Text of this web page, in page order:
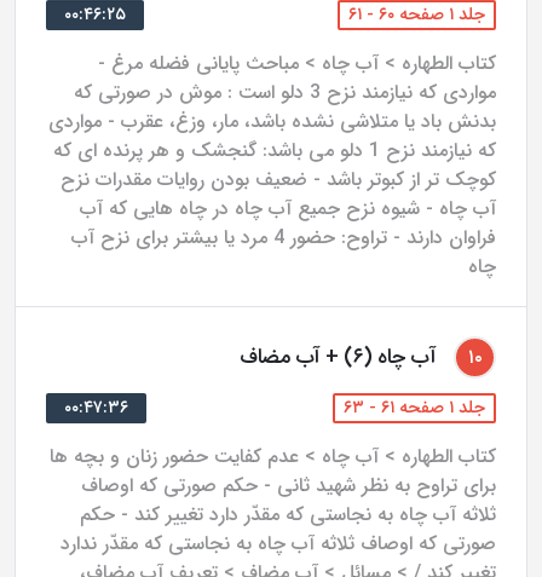
جلد ۱ صفحه ۶۰ - ۶۱ ۰۰:۴۶:۲۵
کتاب الطهاره > آب چاه > مباحث پایانی فضله مرغ -
مواردی که نیازمند نزح 3 دلو است : موش در صورتی که
بدنش باد یا متلاشی نشده باشد، مار، وزغ، عقرب - مواردی
که نیازمند نزح 1 دلو می باشد: گنجشک و هر پرنده ای که
کوچک تر از کبوتر باشد - ضعیف بودن روایات مقدرات نزح
آب چاه - شیوه نزح جمیع آب چاه در چاه هایی که آب
فراوان دارند - تراوح: حضور 4 مرد یا بیشتر برای نزح آب
چاه
۱۰ آب چاه (۶) + آب مضاف
جلد ۱ صفحه ۶۱ - ۶۳ ۰۰:۴۷:۳۶
کتاب الطهاره > آب چاه > عدم کفایت حضور زنان و بچه ها
برای تراوح به نظر شهید ثانی - حکم صورتی که اوصاف
ثلاثه آب چاه به نجاستی که مقدّر دارد تغییر کند - حکم
صورتی که اوصاف ثلاثه آب چاه به نجاستی که مقدّر ندارد